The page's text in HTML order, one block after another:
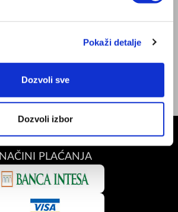
Pokaži detalje
Dozvoli sve
Dozvoli izbor
NAČINI PLAĆANJA